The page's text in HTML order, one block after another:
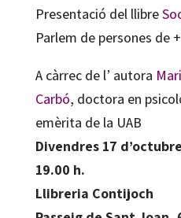
Presentació del llibre
Parlem de persones de
A càrrec de l’ autora
Carbó, doctora en
emèrita de la UAB
Divendres 17
19.00 h.
Llibreria Contijoch